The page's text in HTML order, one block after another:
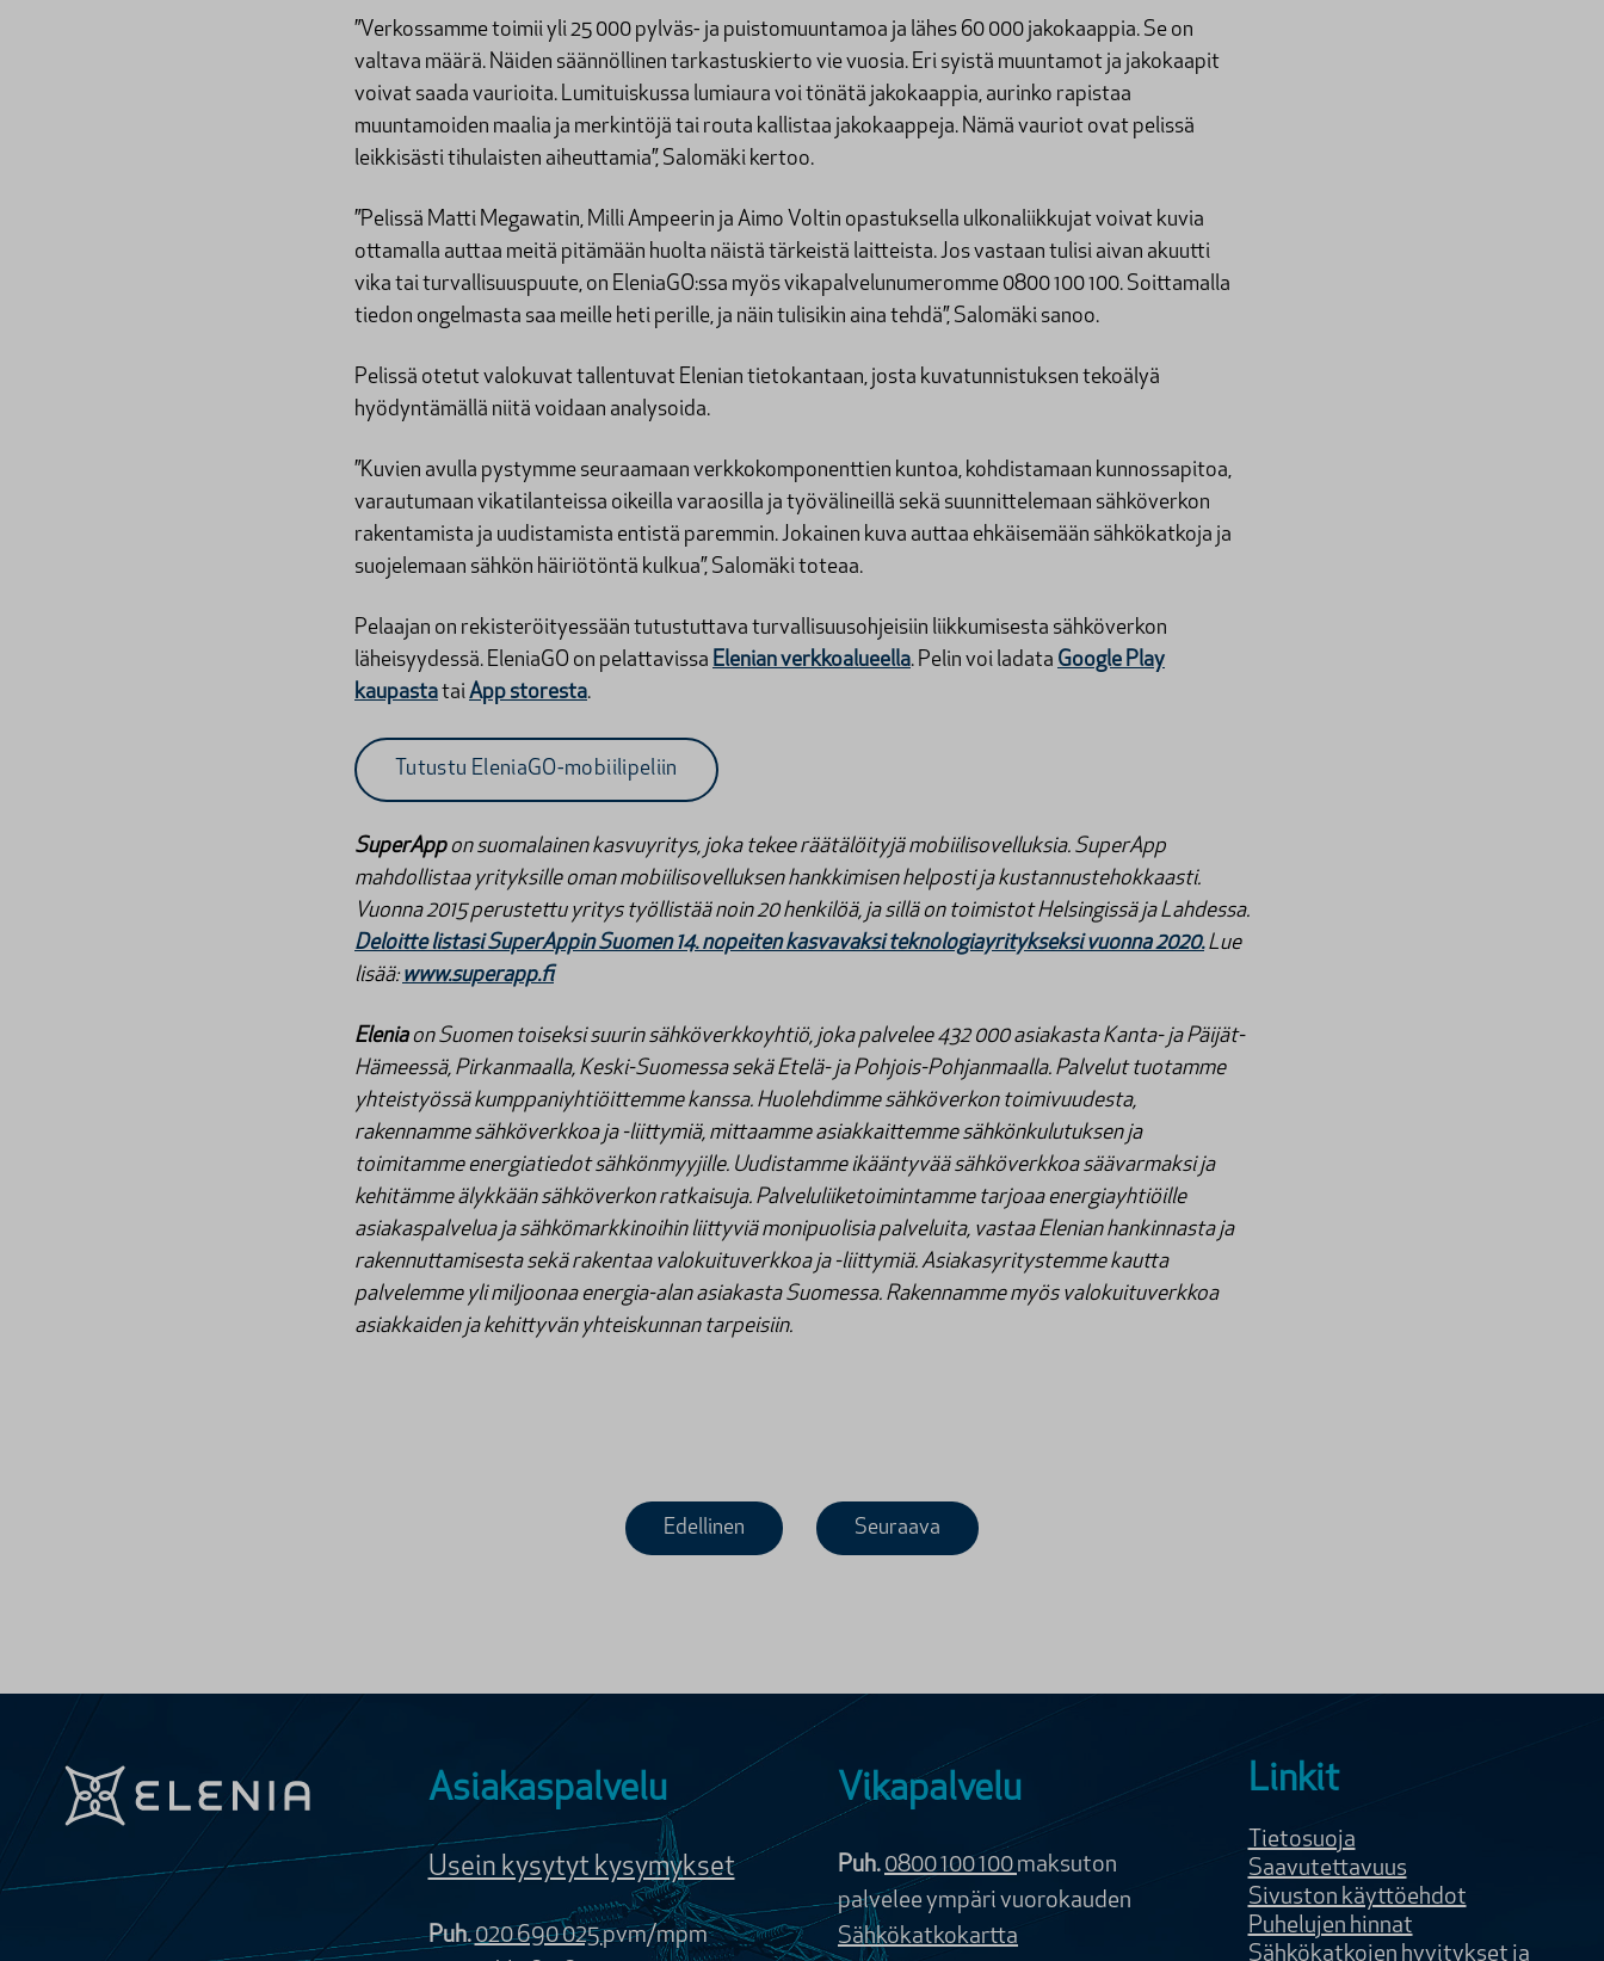
”Verkossamme toimii yli 25 000 pylväs- ja puistomuuntamoa ja lähes 60 000 jakokaappia. Se on
valtava määrä. Näiden säännöllinen tarkastuskierto vie vuosia. Eri syistä muuntamot ja jakokaapit
voivat saada vaurioita. Lumituiskussa lumiaura voi tönätä jakokaappia, aurinko rapistaa
muuntamoiden maalia ja merkintöjä tai routa kallistaa jakokaappeja. Nämä vauriot ovat pelissä
leikkisästi tihulaisten aiheuttamia”, Salomäki kertoo.
”Pelissä Matti Megawatin, Milli Ampeerin ja Aimo Voltin opastuksella ulkonaliikkujat voivat kuvia
ottamalla auttaa meitä pitämään huolta näistä tärkeistä laitteista. Jos vastaan tulisi aivan akuutti
vika tai turvallisuuspuute, on EleniaGO:ssa myös vikapalvelunumeromme 0800 100 100. Soittamalla
tiedon ongelmasta saa meille heti perille, ja näin tulisikin aina tehdä”, Salomäki sanoo.
Pelissä otetut valokuvat tallentuvat Elenian tietokantaan, josta kuvatunnistuksen tekoälyä
hyödyntämällä niitä voidaan analysoida.
”Kuvien avulla pystymme seuraamaan verkkokomponenttien kuntoa, kohdistamaan kunnossapitoa,
varautumaan vikatilanteissa oikeilla varaosilla ja työvälineillä sekä suunnittelemaan sähköverkon
rakentamista ja uudistamista entistä paremmin. Jokainen kuva auttaa ehkäisemään sähkökatkoja ja
suojelemaan sähkön häiriötöntä kulkua”, Salomäki toteaa.
Pelaajan on rekisteröityessään tutustuttava turvallisuusohjeisiin liikkumisesta sähköverkon
läheisyydessä. EleniaGO on pelattavissa Elenian verkkoalueella. Pelin voi ladata Google Play
kaupastataiApp storesta.
Tutustu EleniaGO-mobiilipeliin
SuperAppon suomalainen kasvuyritys, joka tekee räätälöityjä mobiilisovelluksia. SuperApp
mahdollistaa yrityksille oman mobiilisovelluksen hankkimisen helposti ja kustannustehokkaasti.
Vuonna 2015 perustettu yritys työllistää noin 20 henkilöä, ja sillä on toimistot Helsingissä ja Lahdessa.
Deloitte listasi SuperAppin Suomen 14. nopeiten kasvavaksi teknologiayritykseksi vuonna 2020.Lue
lisää:www.superapp.fi
Eleniaon Suomen toiseksi suurin sähköverkkoyhtiö, joka palvelee 432 000 asiakasta Kanta- ja Päijät-
Hämeessä, Pirkanmaalla, Keski-Suomessa sekä Etelä- ja Pohjois-Pohjanmaalla. Palvelut tuotamme
yhteistyössä kumppaniyhtiöittemme kanssa. Huolehdimme sähköverkon toimivuudesta,
rakennamme sähköverkkoa ja -liittymiä, mittaamme asiakkaittemme sähkönkulutuksen ja
toimitamme energiatiedot sähkönmyyjille. Uudistamme ikääntyvää sähköverkkoa säävarmaksi ja
kehitämme älykkään sähköverkon ratkaisuja. Palveluliiketoimintamme tarjoaa energiayhtiöille
asiakaspalvelua ja sähkömarkkinoihin liittyviä monipuolisia palveluita, vastaa Elenian hankinnasta ja
rakennuttamisesta sekä rakentaa valokuituverkkoa ja -liittymiä. Asiakasyritystemme kautta
palvelemme yli miljoonaa energia-alan asiakasta Suomessa. Rakennamme myös valokuituverkkoa
asiakkaiden ja kehittyvän yhteiskunnan tarpeisiin.
Edellinen Seuraava
Asiakaspalvelu
Usein kysytyt kysymykset
Puh.020 690 025pvm/mpm
Vikapalvelu
Puh. 0800 100 100 maksuton
palvelee ympäri vuorokauden
Sähkökatkokartta
Linkit
Tietosuoja
Saavutettavuus
Sivuston käyttöehdot
Puhelujen hinnat
Sähkökatkojen hyvitykset ja